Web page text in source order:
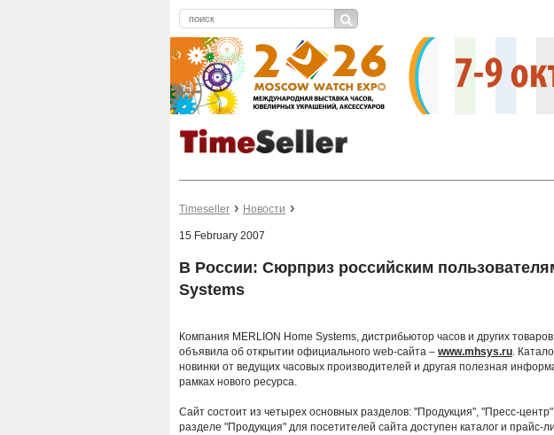
Timeseller Новости
15 February 2007
В России: Сюрприз российским
Systems
Компания MERLION Home Systems, дистрибьютор часов и других
объявила об открытии официального web-сайта – www.mhsys.ru.
новинки от ведущих часовых производителей и другая полезная
рамках нового ресурса.
Сайт состоит из четырех основных разделов: "Продукция", "Пресс-
разделе "Продукция" для посетителей сайта доступен каталог и прайс-